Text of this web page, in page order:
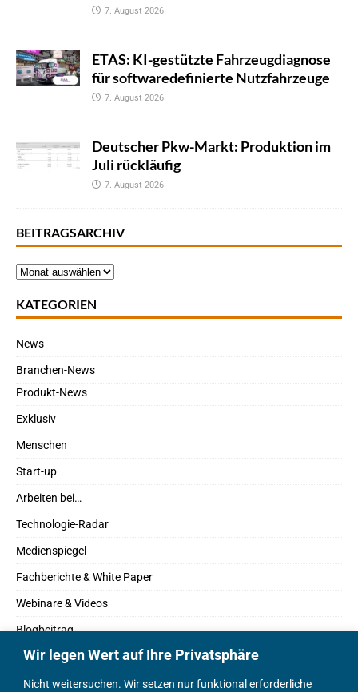
Wir legen Wert auf Ihre Privatsphäre
Nicht weitersuchen. Wir setzen nur funktional erforderliche
7. August 2026
ETAS: KI-gestützte Fahrzeugdiagnose
für softwaredefinierte Nutzfahrzeuge
7. August 2026
Deutscher Pkw-Markt: Produktion im
Juli rückläufig
7. August 2026
BEITRAGSARCHIV
KATEGORIEN
News
Branchen-News
Produkt-News
Exklusiv
Menschen
Start-up
Arbeiten bei…
Technologie-Radar
Medienspiegel
Fachberichte & White Paper
Webinare & Videos
Blogbeitrag
Fachbücher
Marktreport